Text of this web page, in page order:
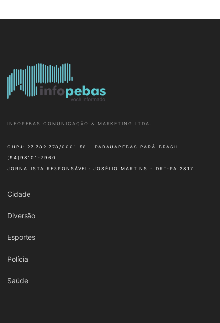
INFOPEBAS COMUNICAÇÃO & MARKETING LTDA.
CNPJ: 27.782.778/0001-56 - PARAUAPEBAS-PARÁ-BRASIL
(94)98101-7960
JORNALISTA RESPONSÁVEL: JOSÉLIO MARTINS - DRT-PA 2817
Cidade
Diversão
Esportes
Polícia
Saúde